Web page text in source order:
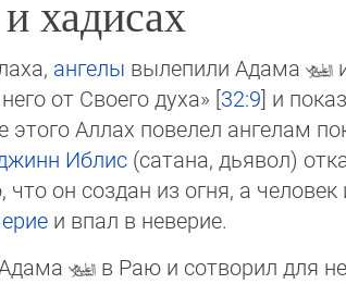
хадисах
ангелы вылепили Адама
от Своего духа» [32:9] и
это­го Аллах повелел ангелам
Иблис (сатана, дьявол)
что он создан из огня, а
и впал в неве­рие.
в Раю и сотворил для